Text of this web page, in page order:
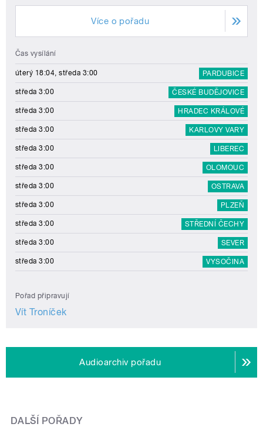
Více o pořadu
Čas vysílání
úterý 18:04, středa 3:00 PARDUBICE
středa 3:00 ČESKÉ BUDĚJOVICE
středa 3:00 HRADEC KRÁLOVÉ
středa 3:00 KARLOVY VARY
středa 3:00 LIBEREC
středa 3:00 OLOMOUC
středa 3:00 OSTRAVA
středa 3:00 PLZEŇ
středa 3:00 STŘEDNÍ ČECHY
středa 3:00 SEVER
středa 3:00 VYSOČINA
Pořad připravují
Vít Troníček
Audioarchiv pořadu
DALŠÍ POŘADY